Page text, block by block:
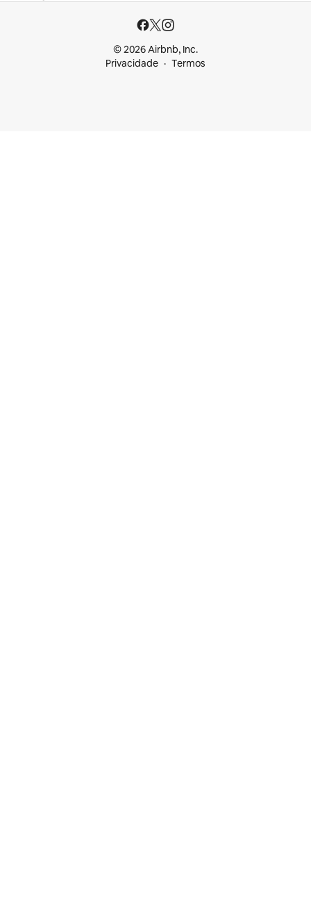
© 2026 Airbnb, Inc.
Privacidade
Termos